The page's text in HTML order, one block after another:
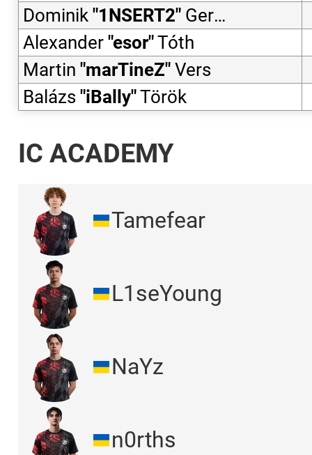
Dominik "1NSERT2" Gerencsér
Alexander "esor"Tóth
Martin "marTineZ" Vers
Balázs "iBally"Török
IC ACADEMY
Tamefear
L1seYoung
NaYz
n0rths